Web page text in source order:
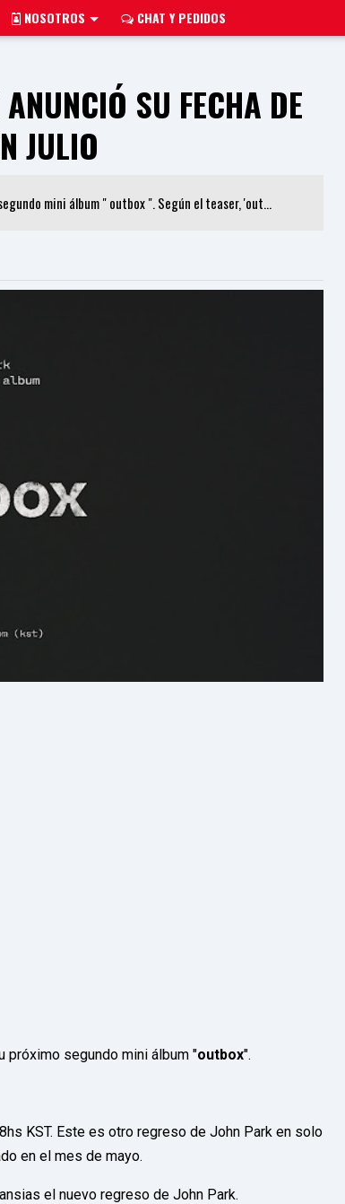
NOSOTROS CHAT Y PEDIDOS
SU FECHA DE
JULIO
mini álbum " outbox ". Según el teaser, 'out...
próximo segundo mini álbum "outbox".
KST. Este es otro regreso de John Park en solo
en el mes de mayo.
el nuevo regreso de John Park.